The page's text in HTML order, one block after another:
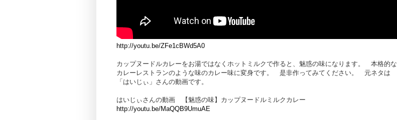
http://youtu.be/ZFe1cBWd5A0
カップヌードルカレーをお湯ではなくホットミルクで作ると、魅惑の味になります。 本格的な
カレーレストランのような味のカレー味に変身です。 是非作ってみてください。 元ネタは
「はいじぃ」さんの動画です。
はいじぃさんの動画 【魅惑の味】カップヌードルミルクカレー
http://youtu.be/MaQQB9UmuAE